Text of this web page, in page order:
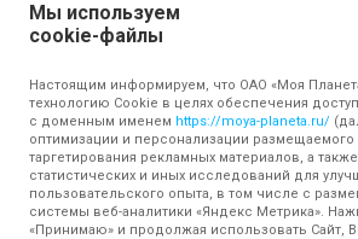
Правила сайтаРабота с cookie-файлами
Защита персональных данных
Обработка
Мы используем
cookie-файлы
Настоящим информируем, что ОАО «Моя
технологию Cookie в целях обеспечения
с доменным именем https://moya-planeta.ru/
оптимизации и персонализации размещаемого
таргетирования рекламных материалов, а
статистических и иных исследований для
пользовательского опыта, в том числе с
системы веб-аналитики «Яндекс Метрика».
«Принимаю» и продолжая использовать Сайт,